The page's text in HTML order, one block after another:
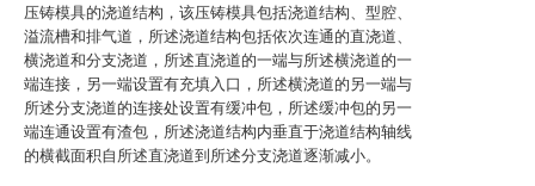
压铸模具的浇道结构，该压铸模具包括浇道结构、型腔、
溢流槽和排气道，所述浇道结构包括依次连通的直浇道、
横浇道和分支浇道，所述直浇道的一端与所述横浇道的一
端连接，另一端设置有充填入口，所述横浇道的另一端与
所述分支浇道的连接处设置有缓冲包，所述缓冲包的另一
端连通设置有渣包，所述浇道结构内垂直于浇道结构轴线
的横截面积自所述直浇道到所述分支浇道逐渐减小。